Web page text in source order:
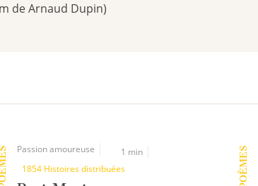
de Arnaud Dupin)
Passion amoureuse
1 min
1854 Histoires distribuées
POÈMES